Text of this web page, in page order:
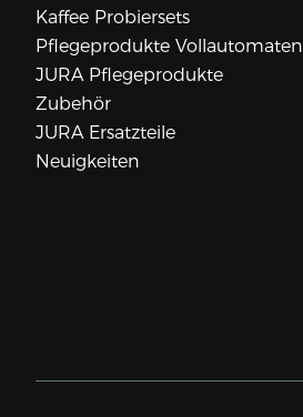
Kaffee Probiersets
Pflegeprodukte Vollautomaten
JURA Pflegeprodukte
Zubehör
JURA Ersatzteile
Neuigkeiten